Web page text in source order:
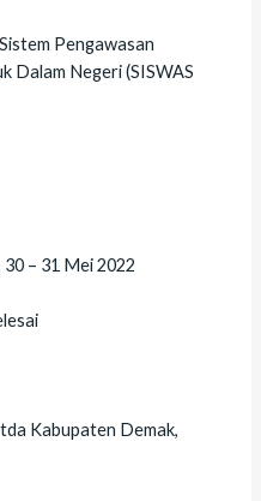
Pengawasan
Dalam Negeri (SISWAS
– 31 Mei 2022
Kabupaten Demak,